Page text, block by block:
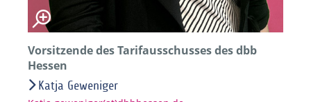
Vorsitzende des Tarifausschusses des dbb
Hessen
Katja Geweniger